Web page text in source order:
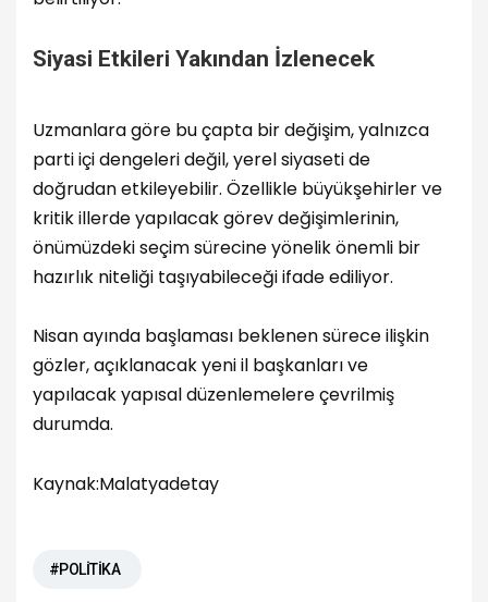
Siyasi Etkileri Yakından İzlenecek
Uzmanlara göre bu çapta bir değişim, yalnızca
parti içi dengeleri değil, yerel siyaseti de
doğrudan etkileyebilir. Özellikle büyükşehirler ve
kritik illerde yapılacak görev değişimlerinin,
önümüzdeki seçim sürecine yönelik önemli bir
hazırlık niteliği taşıyabileceği ifade ediliyor.
Nisan ayında başlaması beklenen sürece ilişkin
gözler, açıklanacak yeni il başkanları ve
yapılacak yapısal düzenlemelere çevrilmiş
durumda.
Kaynak:Malatyadetay
#POLİTİKA